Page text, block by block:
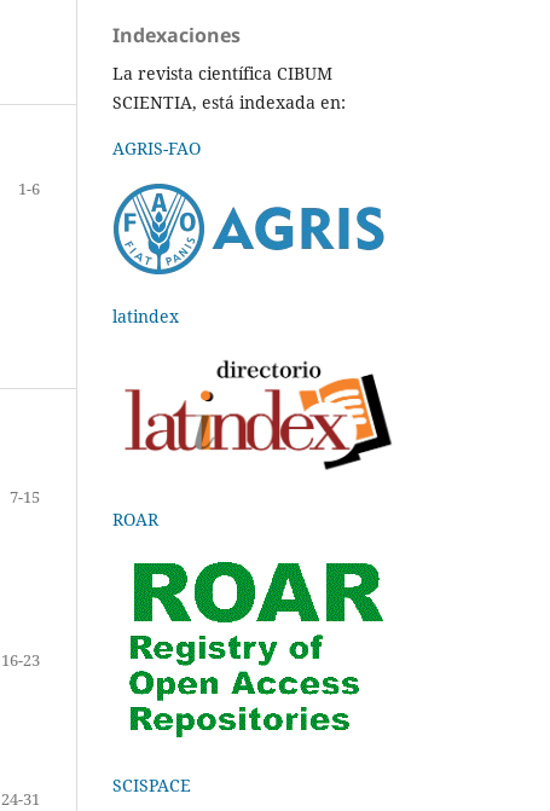
1-6
7-15
16-23
24-31
Indexaciones
La revista científica CIBUM
SCIENTIA, está indexada en:
AGRIS-FAO
latindex
ROAR
SCISPACE